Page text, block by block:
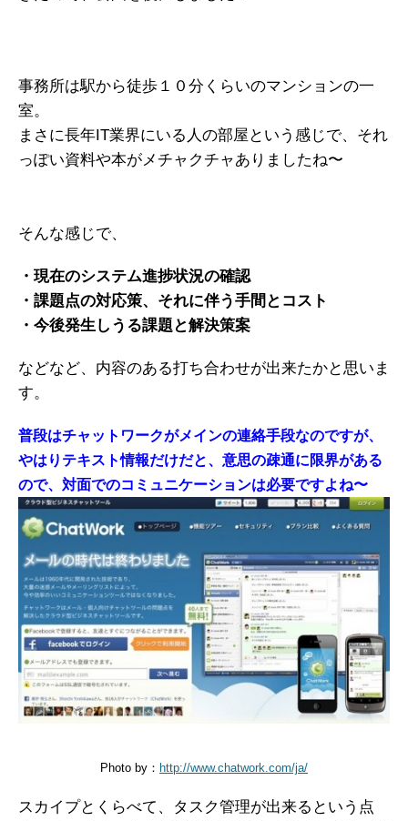
事務所は駅から徒歩１０分くらいのマンションの一
室。
まさに長年IT業界にいる人の部屋という感じで、それ
っぽい資料や本がメチャクチャありましたね〜
そんな感じで、
・現在のシステム進捗状況の確認
・課題点の対応策、それに伴う手間とコスト
・今後発生しうる課題と解決策案
などなど、内容のある打ち合わせが出来たかと思いま
す。
普段はチャットワークがメインの連絡手段なのですが、
やはりテキスト情報だけだと、意思の疎通に限界がある
ので、対面でのコミュニケーションは必要ですよね〜
Photo by： http://www.chatwork.com/ja/
スカイプとくらべて、タスク管理が出来るという点